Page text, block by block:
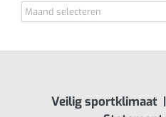
Archief
Veilig sportklimaat|